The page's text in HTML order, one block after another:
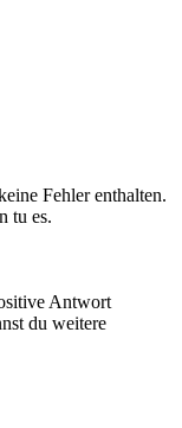
Fehler enthalten.
tu es.
Antwort
du weitere